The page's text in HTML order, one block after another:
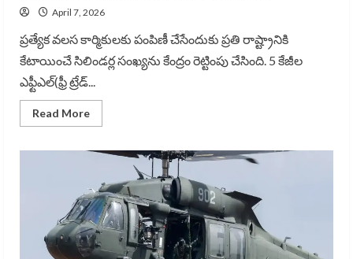
April 7, 2026
ప్రత్యేక వలస కార్మికులకు పంపిణీ చేసేందుకు ప్రతి రాష్ట్రానికి
కేటాయించే సిలిండర్ల సంఖ్యను కేంద్రం రెట్టింపు చేసింది. 5 కేజీల
ఎఫ్టీఎల్(ఫ్రీ ట్రేడ్...
Read MoreRead
more
సిలిండర్లపై
శుభవార్త..
Govt
on
migrant
workers
cylinder
allocation